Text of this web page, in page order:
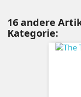
16 andere
Kategorie: